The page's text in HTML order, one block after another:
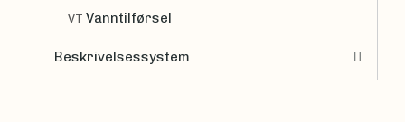
VT Vanntilførsel
Beskrivelsessystem